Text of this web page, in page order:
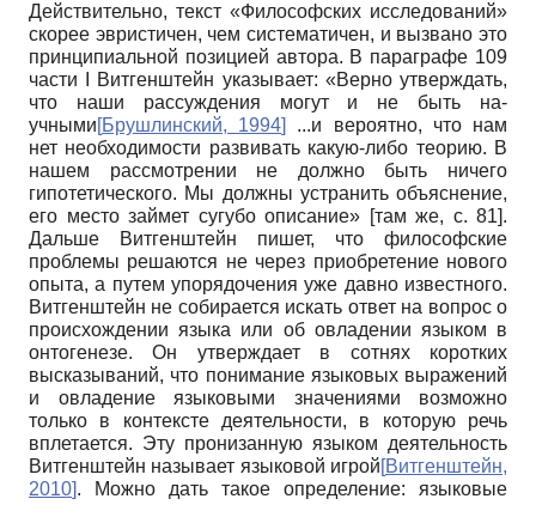
Действительно, текст «Философских исследований»
скорее эвристичен, чем систематичен, и вызвано это
принципиальной позицией автора. В параграфе 109
части
Витгенштейн указывает: «Верно утверждать,
что наши рассуждения могут и не быть на-
учными[Брушлинский, 1994]
...и вероятно, что нам
нет необходимости развивать какую-либо теорию. В
нашем рассмотрении не должно быть ничего
гипотетического. Мы должны устранить объяснение,
его место займет сугубо описание» [там же, с. 81].
Дальше Витгенштейн пишет, что философские
проблемы решаются не через приобретение нового
опыта, а путем упорядочения уже давно известного.
Витгенштейн не собирается искать ответ на вопрос о
происхождении языка или об овладении языком в
онтогенезе. Он утверждает в сотнях коротких
высказываний, что понимание языковых выражений
и овладение языковыми значениями возможно
только в контексте деятельности, в которую речь
вплетается. Эту пронизанную языком деятельность
Витгенштейн называет языковой игрой[Витгенштейн,
2010]. Можно дать такое определение: языковые